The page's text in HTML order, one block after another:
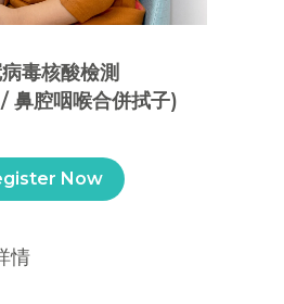
毒核酸檢測
鼻腔咽喉合併拭子)
Now
情